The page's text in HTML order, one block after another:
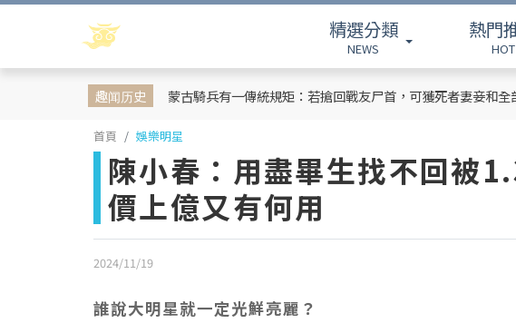
精選分類
NEWS
熱門
HOT
趣闻历史 蒙古騎兵有一傳統規矩：若搶回戰友尸首，可獲死者妻妾和全
首頁 娛樂明星
陳小春：用盡畢生找不回被
價上億又有何用
2024/11/19
誰說大明星就一定光鮮亮麗？